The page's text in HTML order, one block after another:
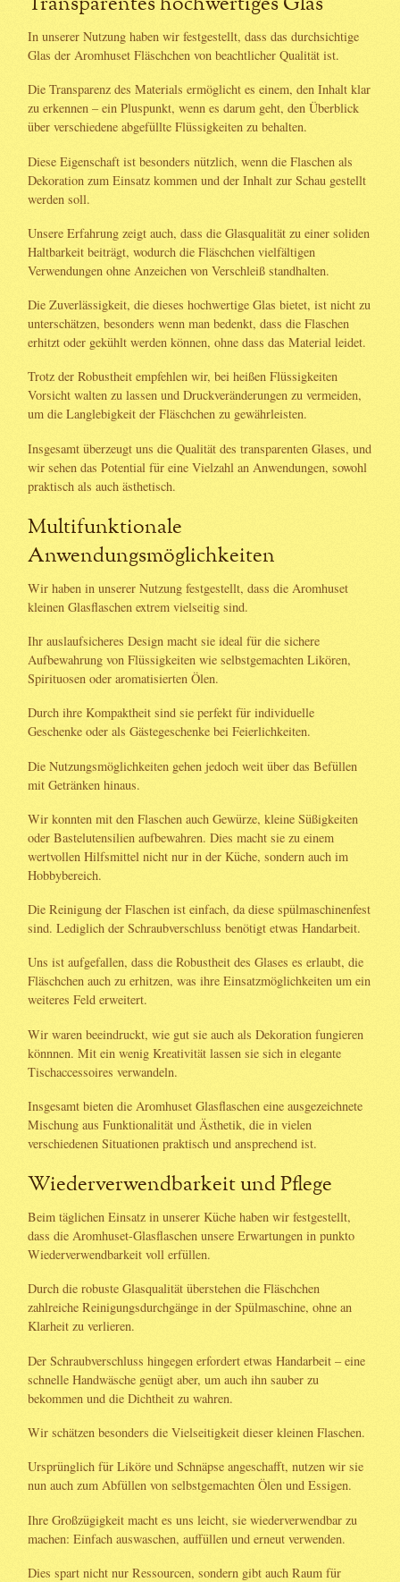
In unserer Nutzung haben wir festgestellt, dass das durchsichtige
Glas der Aromhuset Fläschchen von beachtlicher Qualität ist.
Die Transparenz des Materials ermöglicht es einem, den Inhalt klar
zu erkennen – ein Pluspunkt, wenn es darum geht, den Überblick
über verschiedene abgefüllte Flüssigkeiten zu behalten.
Diese Eigenschaft ist besonders nützlich, wenn die Flaschen als
Dekoration zum Einsatz kommen und der Inhalt zur Schau gestellt
werden soll.
Unsere Erfahrung zeigt auch, dass die Glasqualität zu einer soliden
Haltbarkeit beiträgt, wodurch die Fläschchen vielfältigen
Verwendungen ohne Anzeichen von Verschleiß standhalten.
Die Zuverlässigkeit, die dieses hochwertige Glas bietet, ist nicht zu
unterschätzen, besonders wenn man bedenkt, dass die Flaschen
erhitzt oder gekühlt werden können, ohne dass das Material leidet.
Trotz der Robustheit empfehlen wir, bei heißen Flüssigkeiten
Vorsicht walten zu lassen und Druckveränderungen zu vermeiden,
um die Langlebigkeit der Fläschchen zu gewährleisten.
Insgesamt überzeugt uns die Qualität des transparenten Glases, und
wir sehen das Potential für eine Vielzahl an Anwendungen, sowohl
praktisch als auch ästhetisch.
Multifunktionale
Anwendungsmöglichkeiten
Wir haben in unserer Nutzung festgestellt, dass die Aromhuset
kleinen Glasflaschen extrem vielseitig sind.
Ihr auslaufsicheres Design macht sie ideal für die sichere
Aufbewahrung von Flüssigkeiten wie selbstgemachten Likören,
Spirituosen oder aromatisierten Ölen.
Durch ihre Kompaktheit sind sie perfekt für individuelle
Geschenke oder als Gästegeschenke bei Feierlichkeiten.
Die Nutzungsmöglichkeiten gehen jedoch weit über das Befüllen
mit Getränken hinaus.
Wir konnten mit den Flaschen auch Gewürze, kleine Süßigkeiten
oder Bastelutensilien aufbewahren. Dies macht sie zu einem
wertvollen Hilfsmittel nicht nur in der Küche, sondern auch im
Hobbybereich.
Die Reinigung der Flaschen ist einfach, da diese spülmaschinenfest
sind. Lediglich der Schraubverschluss benötigt etwas Handarbeit.
Uns ist aufgefallen, dass die Robustheit des Glases es erlaubt, die
Fläschchen auch zu erhitzen, was ihre Einsatzmöglichkeiten um ein
weiteres Feld erweitert.
Wir waren beeindruckt, wie gut sie auch als Dekoration fungieren
könnnen. Mit ein wenig Kreativität lassen sie sich in elegante
Tischaccessoires verwandeln.
Insgesamt bieten die Aromhuset Glasflaschen eine ausgezeichnete
Mischung aus Funktionalität und Ästhetik, die in vielen
verschiedenen Situationen praktisch und ansprechend ist.
Wiederverwendbarkeit und Pflege
Beim täglichen Einsatz in unserer Küche haben wir festgestellt,
dass die Aromhuset-Glasflaschen unsere Erwartungen in punkto
Wiederverwendbarkeit voll erfüllen.
Durch die robuste Glasqualität überstehen die Fläschchen
zahlreiche Reinigungsdurchgänge in der Spülmaschine, ohne an
Klarheit zu verlieren.
Der Schraubverschluss hingegen erfordert etwas Handarbeit – eine
schnelle Handwäsche genügt aber, um auch ihn sauber zu
bekommen und die Dichtheit zu wahren.
Wir schätzen besonders die Vielseitigkeit dieser kleinen Flaschen.
Ursprünglich für Liköre und Schnäpse angeschafft, nutzen wir sie
nun auch zum Abfüllen von selbstgemachten Ölen und Essigen.
Ihre Großzügigkeit macht es uns leicht, sie wiederverwendbar zu
machen: Einfach auswaschen, auffüllen und erneut verwenden.
Dies spart nicht nur Ressourcen, sondern gibt auch Raum für